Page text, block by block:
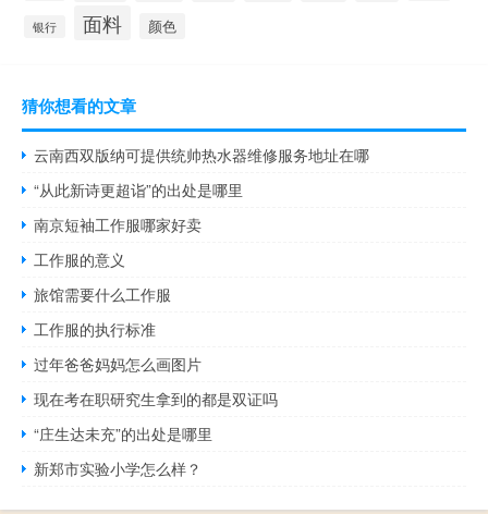
银行 面料 颜色
猜你想看的文章
云南西双版纳可提供统帅热水器维修服务地址在哪
“从此新诗更超诣”的出处是哪里
南京短袖工作服哪家好卖
工作服的意义
旅馆需要什么工作服
工作服的执行标准
过年爸爸妈妈怎么画图片
现在考在职研究生拿到的都是双证吗
“庄生达未充”的出处是哪里
新郑市实验小学怎么样？